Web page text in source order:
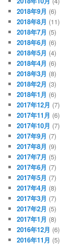
2018年9月 (6)
2018年8月 (11)
2018年7月 (5)
2018年6月 (6)
2018年5月 (4)
2018年4月 (6)
2018年3月 (8)
2018年2月 (3)
2018年1月 (6)
2017年12月 (7)
2017年11月 (6)
2017年10月 (7)
2017年9月 (7)
2017年8月 (9)
2017年7月 (5)
2017年6月 (7)
2017年5月 (7)
2017年4月 (8)
2017年3月 (7)
2017年2月 (5)
2017年1月 (8)
2016年12月 (6)
2016年11月 (5)